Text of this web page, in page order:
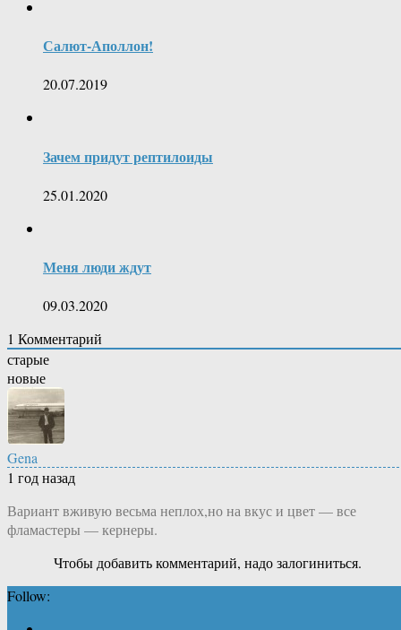
Салют-Аполлон!
20.07.2019
Зачем придут рептилоиды
25.01.2020
Меня люди ждут
09.03.2020
1 Комментарий
старые
новые
Gena
1 год назад
Вариант вживую весьма неплох,но на вкус и цвет — все
фламастеры — кернеры.
Чтобы добавить комментарий, надо залогиниться.
Follow: